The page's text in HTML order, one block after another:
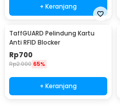
+ Keranjang
TaffGUARD Pelindung Kartu
Anti RFID Blocker
Rp700
Rp2.000 65%
+ Keranjang